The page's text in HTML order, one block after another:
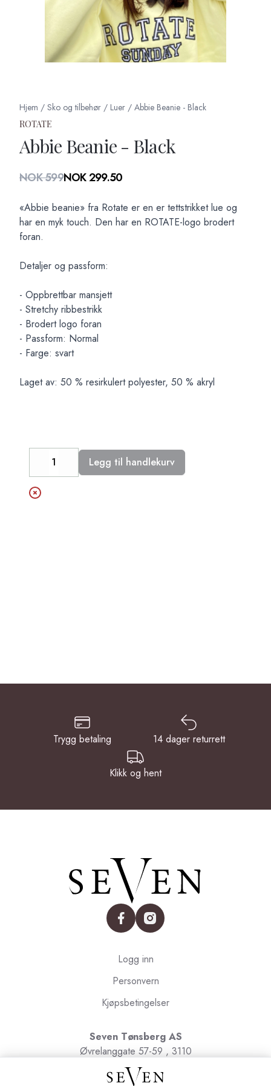
Hjem / Sko og tilbehør / Luer / Abbie Beanie - Black
ROTATE
Abbie Beanie - Black
Produktdetaljer
NOK 599NOK 299.50
Description
«Abbie beanie» fra Rotate er en er tettstrikket lue og
har en myk touch. Den har en ROTATE-logo brodert
foran.
Detaljer og passform:
- Oppbrettbar mansjett
- Stretchy ribbestrikk
- Brodert logo foran
- Passform: Normal
- Farge: svart
Laget av: 50 % resirkulert polyester, 50 % akryl
DecreaseIncreaseLegg til handlekurv
Trygg betaling 14 dager returrett
Klikk og hent
facebookinstagram
Logg inn
Personvern
Kjøpsbetingelser
Seven Tønsberg AS
Øvrelanggate 57-59 , 3110
Tønsberg
Org.nr. 991091580